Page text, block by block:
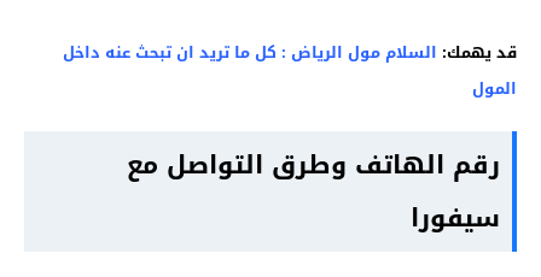
قد يهمك: السلام مول الرياض : كل ما تريد ان تبحث عنه داخل
المول
رقم الهاتف وطرق التواصل مع
سيفورا